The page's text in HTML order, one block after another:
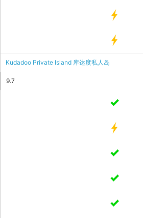
Kudadoo Private Island 库达度私人岛
9.7